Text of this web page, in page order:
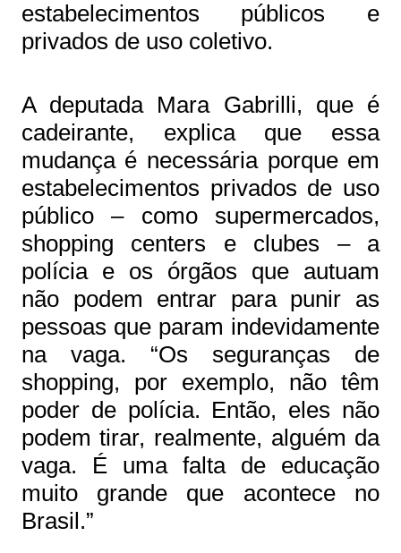
estabelecimentos públicos e
privados de uso coletivo.
A deputada Mara Gabrilli, que é
cadeirante, explica que essa
mudança é necessária porque em
estabelecimentos privados de uso
público – como supermercados,
shopping centers e clubes – a
polícia e os órgãos que autuam
não podem entrar para punir as
pessoas que param indevidamente
na vaga. “Os seguranças de
shopping, por exemplo, não têm
poder de polícia. Então, eles não
podem tirar, realmente, alguém da
vaga. É uma falta de educação
muito grande que acontece no
Brasil.”